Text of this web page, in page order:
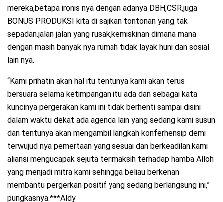
mereka,betapa ironis nya dengan adanya DBH,CSR,juga
BONUS PRODUKSI kita di sajikan tontonan yang tak
sepadan.jalan jalan yang rusak,kemiskinan dimana mana
dengan masih banyak nya rumah tidak layak huni dan sosial
lain nya.
“Kami prihatin akan hal itu tentunya kami akan terus
bersuara selama ketimpangan itu ada dan sebagai kata
kuncinya pergerakan kami ini tidak berhenti sampai disini
dalam waktu dekat ada agenda lain yang sedang kami susun
dan tentunya akan mengambil langkah konferhensip demi
terwujud nya pemertaan yang sesuai dan berkeadilan.kami
aliansi mengucapak sejuta terimaksih terhadap hamba Alloh
yang menjadi mitra kami sehingga beliau berkenan
membantu pergerkan positif yang sedang berlangsung ini,”
pungkasnya.***Aldy